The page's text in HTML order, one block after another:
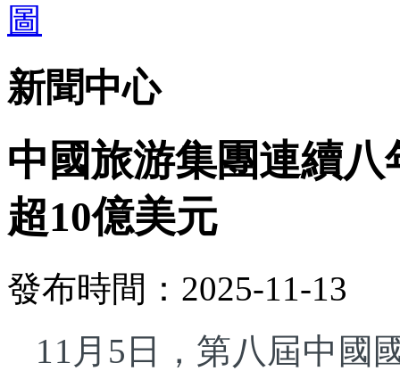
新聞中心
中國旅游集團連續
超10億美元
發布時間：2025-11-13
11月5日，第八屆中國